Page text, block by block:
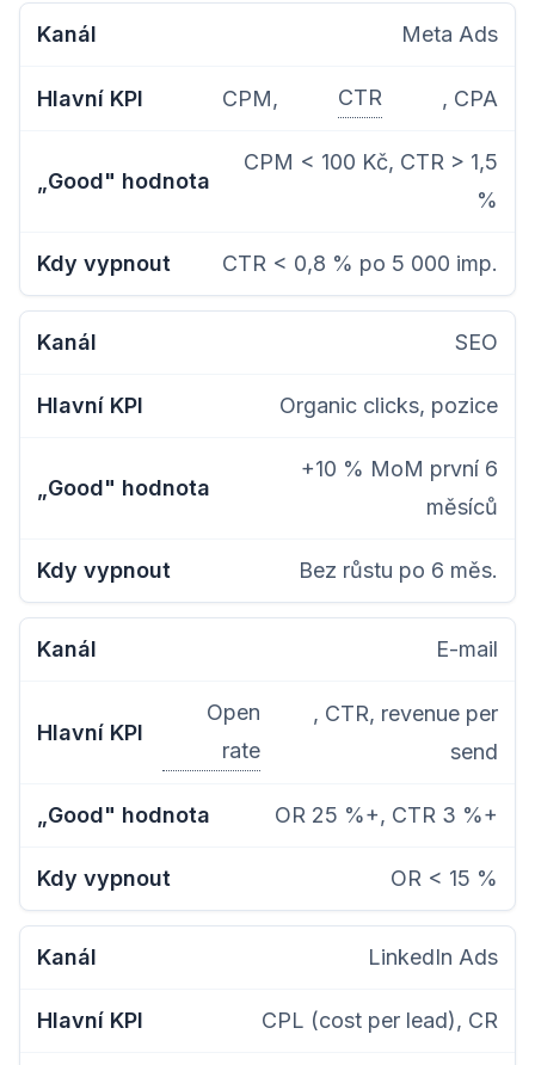
Meta Ads
CPM, CTR , CPA
CPM < 100 Kč, CTR > 1,5
%
CTR < 0,8 % po 5 000 imp.
SEO
Organic clicks, pozice
+10 % MoM první 6
měsíců
Bez růstu po 6 měs.
E-mail
Open
rate
, CTR, revenue per
send
OR 25 %+, CTR 3 %+
OR < 15 %
LinkedIn Ads
CPL (cost per lead), CR